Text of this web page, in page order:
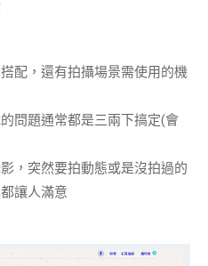
配，還有拍攝場景需使用的機
問題通常都是三兩下搞定(會
，突然要拍動態或是沒拍過的
讓人滿意